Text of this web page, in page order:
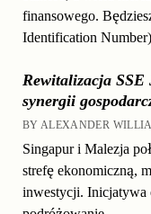
finansowego.
Identification
Rewitalizacja
synergii
BY ALEXANDER
Singapur i Malezja
strefę ekonomiczną,
inwestycji. Inicjatywa